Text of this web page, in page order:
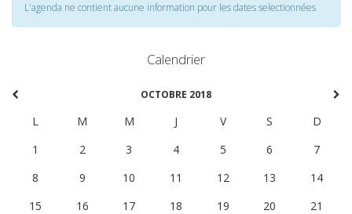
L'agenda ne contient aucune information pour les dates selectionnées
Calendrier
OCTOBRE 2018
L M M J V S
D
1
2 3 4 5 6
7
8
9 10 11 12 13
14
15
16 17 18 19 20
21